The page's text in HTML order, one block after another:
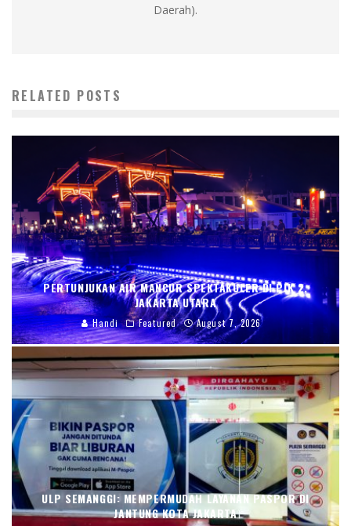
Daerah).
RELATED POSTS
PERTUNJUKAN AIR MANCUR SPEKTAKULER DI PIK 2,
JAKARTA UTARA
Handi Featured August 7, 2026
ULP SEMANGGI: MEMPERMUDAH LAYANAN PASPOR DI
JANTUNG KOTA JAKARTA